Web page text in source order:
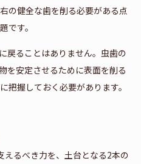
の健全な歯を削る必要がある点
です。
戻ることはありません。虫歯の
を安定させるために表面を削る
把握しておく必要があります。
るべき力を、土台となる2本の